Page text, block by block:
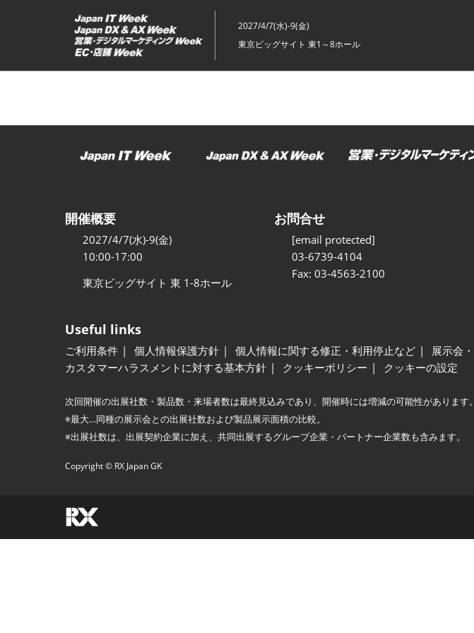
ッ
2027/4/7(水)-9(金)
東京ビッグサイト 東1～8ホール
開催概要
2027/4/7(水)-9(金)
10:00-17:00
東京ビッグサイト 東 1-8ホール
お問合せ
[email protected]
03-6739-4104
Fax: 03-4563-2100
Useful links
ご利用条件 個人情報保護方針 個人情報に関する修正・利用停止など 展示会
カスタマーハラスメントに対する基本方針
クッキーポリシー クッキーの設定
次回開催の出展社数・製品数・来場者数は最終見込みであり、開催時には増減の可能性があります。
※最大…同種の展示会との出展社数および製品展示面積の比較。
※出展社数は、出展契約企業に加え、共同出展するグループ企業・パートナー企業数も含みます。
Copyright © RX Japan GK